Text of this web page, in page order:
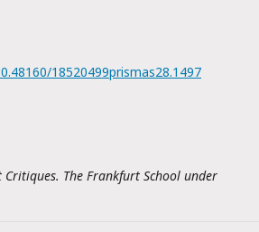
18520499prismas28.1497
The Frankfurt School under